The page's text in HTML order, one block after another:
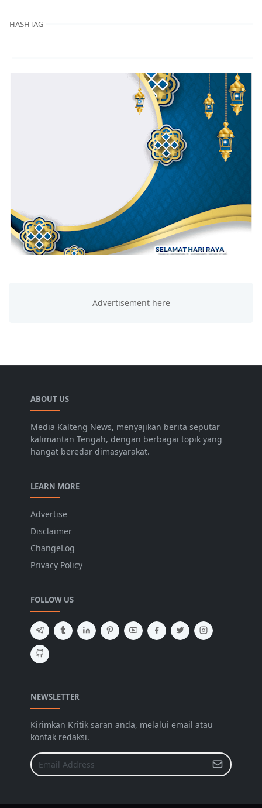
HASHTAG
ABOUT US
Media Kalteng News, menyajikan berita seputar
kalimantan Tengah, dengan berbagai topik yang
hangat beredar dimasyarakat.
LEARN MORE
Advertise
Disclaimer
ChangeLog
Privacy Policy
FOLLOW US
NEWSLETTER
Kirimkan Kritik saran anda, melalui email atau
kontak redaksi.